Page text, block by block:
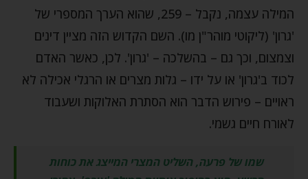
המילה עצמה, נקבל – 259, שהוא הערך המספרי של
'גרון' (ליקוטי מוהר"ן מו). השם הקדוש הזה מציין דינים
וצמצום, וכך גם – בהשלכה – 'גרון'. לכן, כאשר האדם
לכוד ב'גרון' או על ידו – גלות מצרים או הרגלי אכילה לא
ראויים – פירוש הדבר הוא הסתרת האלוקות ושעבוד
לאורח חיים גשמי.
שמו של פרעה, השליט המצרי המייצג את כוחות